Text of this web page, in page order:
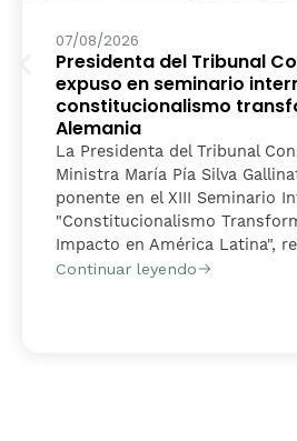
07/08/2026
Presidenta del Tribunal
expuso en seminario
constitucionalismo
Alemania
La Presidenta del Tribunal
Ministra María Pía Silva
ponente en el XIII Seminario
"Constitucionalismo
Impacto en América Latina",
Continuar leyendo